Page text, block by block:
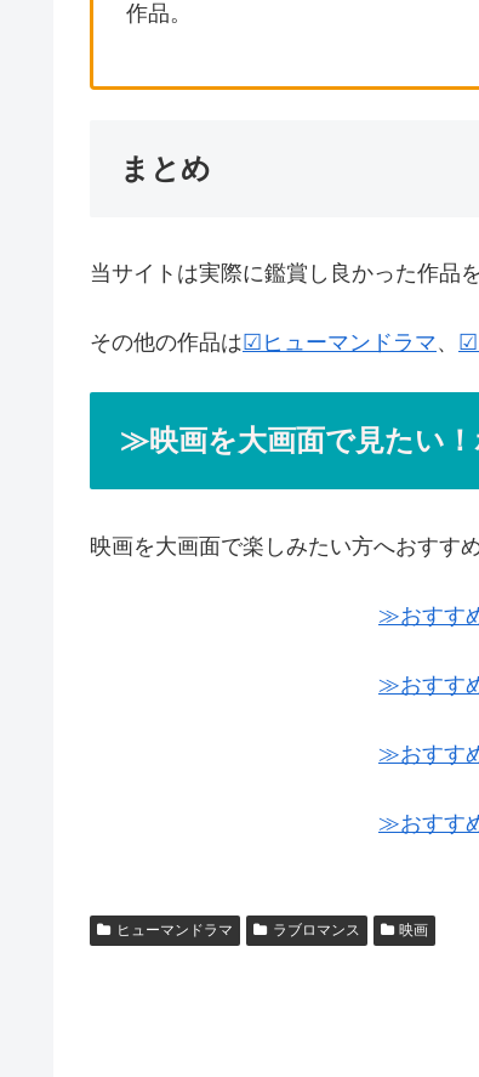
作品。
まとめ
当サイトは実際に鑑賞し良かった作品
その他の作品は☑ヒューマンドラマ、 ☑
≫映画を大画面で見たい
映画を大画面で楽しみたい方へおすす
≫おすす
≫おすす
≫おすす
≫おすす
ヒューマンドラマ ラブロマンス 映画